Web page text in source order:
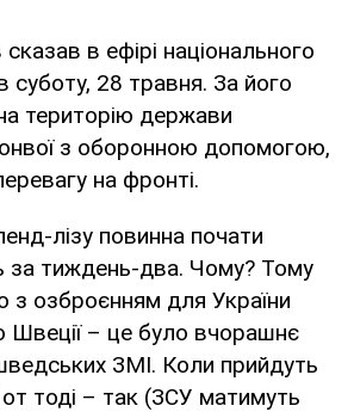
в ефірі національного
суботу, 28 травня. За його
територію держави
з оборонною допомогою,
на фронті.
лізу повинна почати
за тиждень-два. Чому? Тому
озброєнням для України
Швеції – це було вчорашнє
ЗМІ. Коли прийдуть
от тоді – так (ЗСУ матимуть